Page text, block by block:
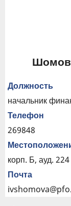
Должность
начальник
Телефон
269848
корп. Б, ауд. 224
Почта